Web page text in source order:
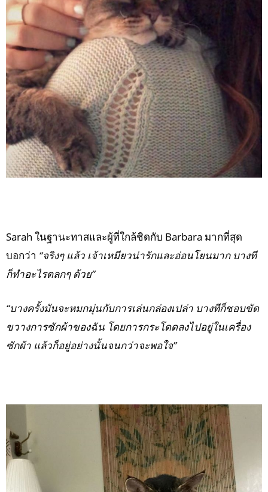
Sarah ในฐานะทาสและผู้ที่ใกล้ชิดกับ Barbara มากที่สุด
บอกว่า “จริงๆ แล้ว เจ้าเหมียวน่ารักและอ่อนโยนมาก บางที
ก็ทำอะไรตลกๆ ด้วย”
“บางครั้งมันจะหมกมุ่นกับการเล่นกล่องเปล่า บางทีก็ชอบขัด
ขวางการซักผ้าของฉัน โดยการกระโดดลงไปอยู่ในเครื่อง
ซักผ้า แล้วก็อยู่อย่างนั้นจนกว่าจะพอใจ”